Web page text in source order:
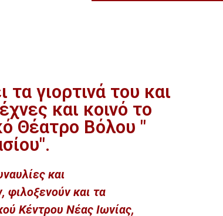
γιορτινά του και
και κοινό το
Θέατρο Βόλου "
και
φιλοξενούν και τα
Κέντρου Νέας Ιωνίας,